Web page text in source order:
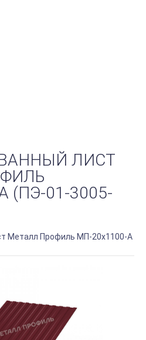
ЛИСТ
(ПЭ-01-3005-
Металл Профиль МП-20х1100-A